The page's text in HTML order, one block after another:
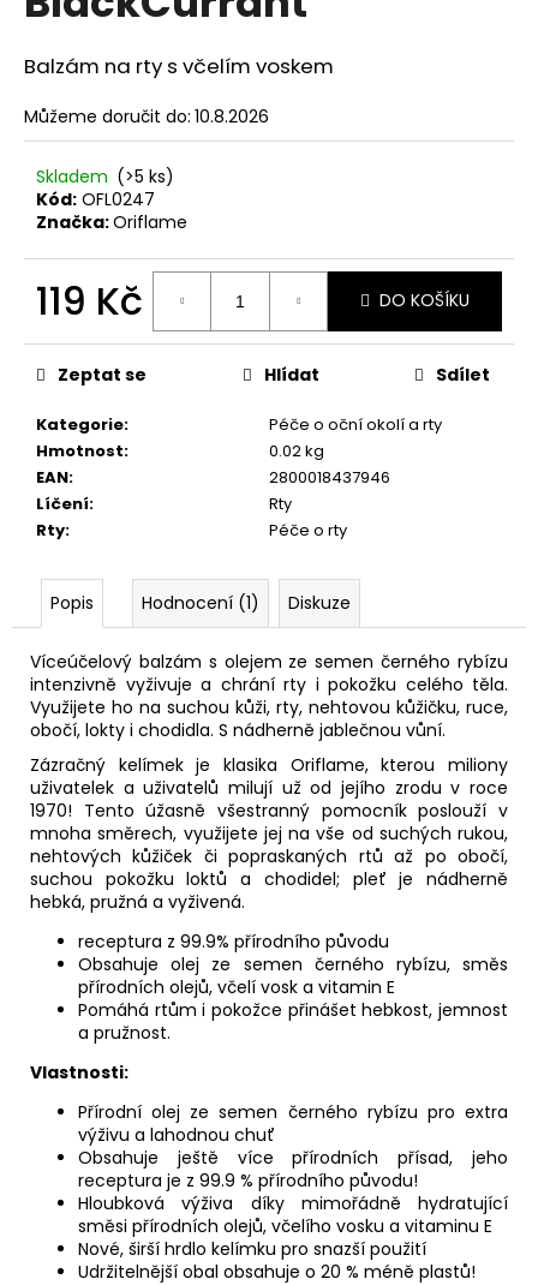
hvězdiček.
Balzám na rty s včelím voskem
Můžeme doručit do: 10.8.2026
Skladem (>5 ks)
Kód: OFL0247
Značka:Oriflame
119 Kč
cena:
DO KOŠÍKU
Kategorie:
Péče o oční okolí a rty
Hmotnost:
0.02 kg
EAN:
2800018437946
Líčení:
Rty
Rty: Péče o rty
Zeptat se Hlídat Sdílet
Popis Hodnocení (1) Diskuze
Víceúčelový balzám s olejem ze semen černého rybízu
intenzivně vyživuje a chrání rty i pokožku celého těla.
Využijete ho na suchou kůži, rty, nehtovou kůžičku, ruce,
obočí, lokty i chodidla. S nádherně jablečnou vůní.
Zázračný kelímek je klasika Oriflame, kterou miliony
uživatelek a uživatelů milují už od jejího zrodu v roce
1970! Tento úžasně všestranný pomocník poslouží v
mnoha směrech, využijete jej na vše od suchých rukou,
nehtových kůžiček či popraskaných rtů až po obočí,
suchou pokožku loktů a chodidel; pleť je nádherně
hebká, pružná a vyživená.
receptura z 99.9% přírodního původu
Obsahujeolej ze semen černého rybízu, směs
přírodních olejů, včelí vosk a vitamin E
Pomáhá rtům i pokožce přinášet hebkost, jemnost
a pružnost.
Vlastnosti:
Přírodní olej ze semen černého rybízu pro extra
výživu a lahodnou chuť
Obsahuje ještě více přírodních přísad, jeho
receptura je z 99.9 % přírodního původu!
Hloubková výživa díky mimořádně hydratující
směsi přírodních olejů, včelího vosku a vitaminu E
Nové, širší hrdlo kelímku pro snazší použití
Udržitelnější obal obsahuje o 20 % méně plastů!
j
e
m
e
NENESS
GIRL
129
Kč